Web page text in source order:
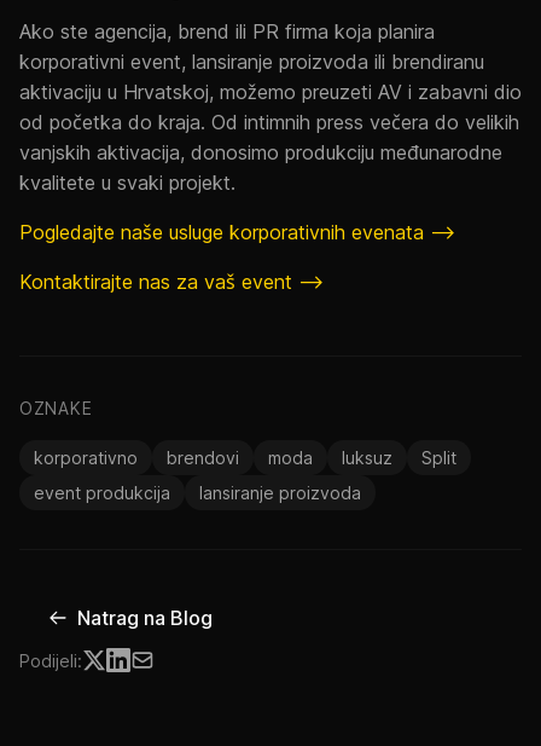
Ako ste agencija, brend ili PR firma koja planira
korporativni event, lansiranje proizvoda ili brendiranu
aktivaciju u Hrvatskoj, možemo preuzeti AV i zabavni dio
od početka do kraja. Od intimnih press večera do velikih
vanjskih aktivacija, donosimo produkciju međunarodne
kvalitete u svaki projekt.
Pogledajte naše usluge korporativnih evenata —>
Kontaktirajte nas za vaš event —>
OZNAKE
korporativno brendovi moda luksuz
Split
event produkcija
lansiranje proizvoda
Natrag na Blog
Podijeli: